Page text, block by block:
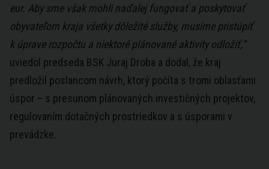
eur. Aby sme však mohli naďalej fungovať a poskytovať
obyvateľom kraja všetky dôležité služby, musíme pristúpiť
k úprave rozpočtu a niektoré plánované aktivity odložiť,“
uviedol predseda BSK Juraj Droba a dodal, že kraj
predložil poslancom návrh, ktorý počíta s tromi oblasťami
úspor – s presunom plánovaných investičných projektov,
regulovaním dotačných prostriedkov a s úsporami v
prevádzke.